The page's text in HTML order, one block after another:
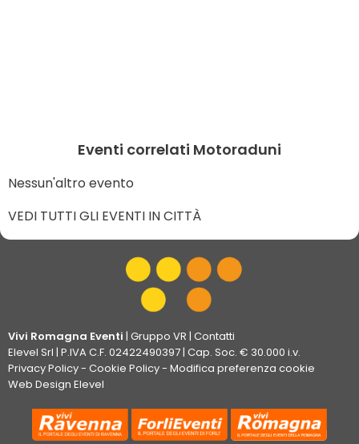
Eventi correlati Motoraduni
Nessun'altro evento
VEDI TUTTI GLI EVENTI IN CITTÀ
Vivi Romagna Eventi | Gruppo VR | Contatti
Elevel Srl | P.IVA C.F. 02422490397 | Cap. Soc. € 30.000 i.v.
Privacy Policy- Cookie Policy- Modifica preferenza cookie
Web Design Elevel